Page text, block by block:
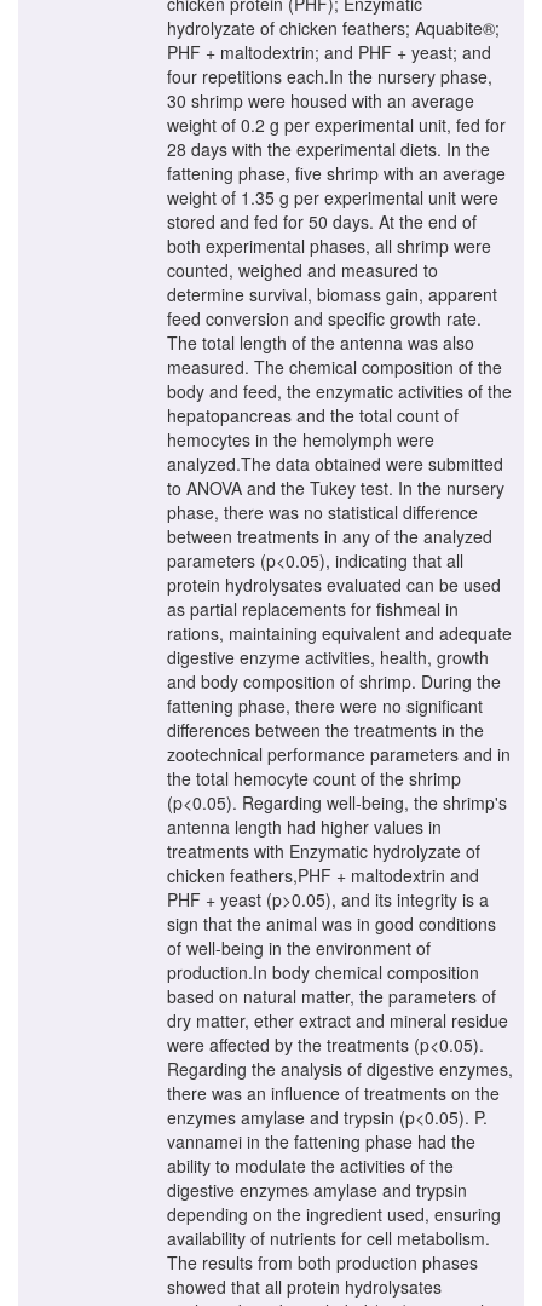
hydrolyzate of chicken feathers; Aquabite®;
PHF + maltodextrin; and PHF + yeast; and
four repetitions each.In the nursery phase,
30 shrimp were housed with an average
weight of 0.2 g per experimental unit, fed for
28 days with the experimental diets. In the
fattening phase, five shrimp with an average
weight of 1.35 g per experimental unit were
stored and fed for 50 days. At the end of
both experimental phases, all shrimp were
counted, weighed and measured to
determine survival, biomass gain, apparent
feed conversion and specific growth rate.
The total length of the antenna was also
measured. The chemical composition of the
body and feed, the enzymatic activities of the
hepatopancreas and the total count of
hemocytes in the hemolymph were
analyzed.The data obtained were submitted
to ANOVA and the Tukey test. In the nursery
phase, there was no statistical difference
between treatments in any of the analyzed
parameters (p<0.05), indicating that all
protein hydrolysates evaluated can be used
as partial replacements for fishmeal in
rations, maintaining equivalent and adequate
digestive enzyme activities, health, growth
and body composition of shrimp. During the
fattening phase, there were no significant
differences between the treatments in the
zootechnical performance parameters and in
the total hemocyte count of the shrimp
(p<0.05). Regarding well-being, the shrimp's
antenna length had higher values in
treatments with Enzymatic hydrolyzate of
chicken feathers,PHF + maltodextrin and
PHF + yeast (p>0.05), and its integrity is a
sign that the animal was in good conditions
of well-being in the environment of
production.In body chemical composition
based on natural matter, the parameters of
dry matter, ether extract and mineral residue
were affected by the treatments (p<0.05).
Regarding the analysis of digestive enzymes,
there was an influence of treatments on the
enzymes amylase and trypsin (p<0.05). P.
vannamei in the fattening phase had the
ability to modulate the activities of the
digestive enzymes amylase and trypsin
depending on the ingredient used, ensuring
availability of nutrients for cell metabolism.
The results from both production phases
showed that all protein hydrolysates